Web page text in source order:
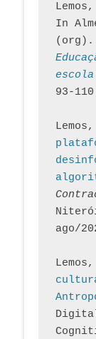
In
(org).
93-
ago/